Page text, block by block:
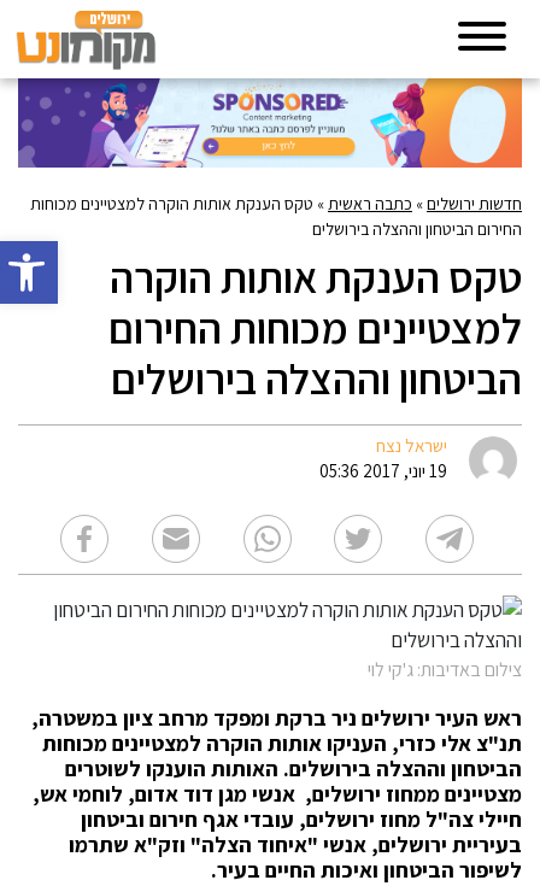
פתח
חדשות ירושלים» כתבה ראשית» טקס הענקת אותות הוקרה למצטיינים מכוחות
החירום הביטחון וההצלה בירושלים
טקס הענקת אותות הוקרה
למצטיינים מכוחות החירום
הביטחון וההצלה בירושלים
ישראל נצח
19 יוני, 2017 05:36
צילום באדיבות: ג'קי לוי
ראש העיר ירושלים ניר ברקת ומפקד מרחב ציון במשטרה,
תנ"צ אלי כזרי, העניקו אותות הוקרה למצטיינים מכוחות
הביטחון וההצלה בירושלים. האותות הוענקו לשוטרים
מצטיינים ממחוז ירושלים, אנשי מגן דוד אדום, לוחמי אש,
חיילי צה"ל מחוז ירושלים, עובדי אגף חירום וביטחון
בעיריית ירושלים, אנשי "איחוד הצלה" וזק"א שתרמו
לשיפור הביטחון ואיכות החיים בעיר.